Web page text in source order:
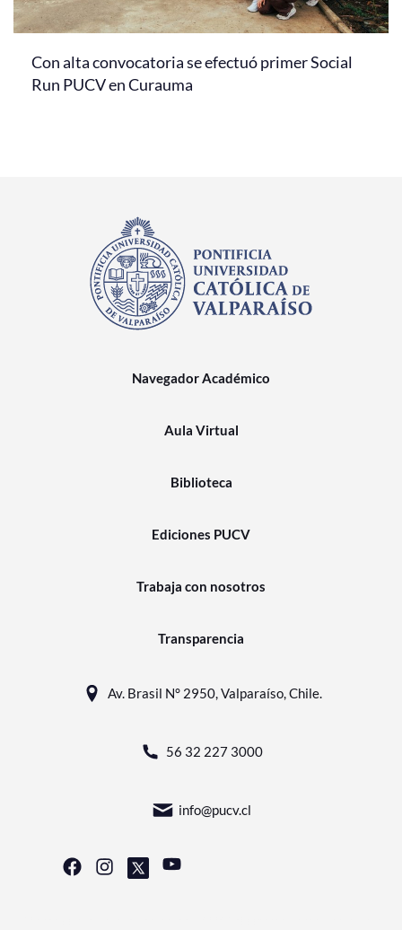
Con alta convocatoria se efectuó primer Social
Run PUCV en Curauma
Navegador Académico
Aula Virtual
Biblioteca
Ediciones PUCV
Trabaja con nosotros
Transparencia
Av. Brasil N° 2950, Valparaíso, Chile.
56 32 227 3000
info@pucv.cl